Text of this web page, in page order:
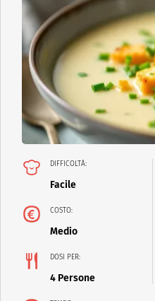
DIFFICOLTÀ:
Facile
COSTO:
Medio
DOSI PER:
4 Persone